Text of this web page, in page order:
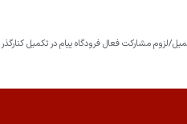
لزوم مشارکت فعال فرودگاه پیام در تکمیل